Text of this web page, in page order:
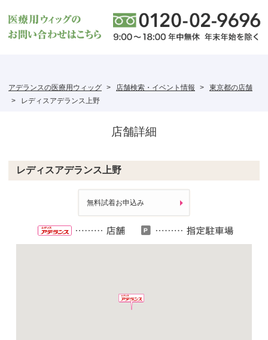
アデランスの医療用ウィッグ 店舗検索・イベント情報
東京都の店舗
レディスアデランス上野
店舗詳細
レディスアデランス上野
無料試着お申込み